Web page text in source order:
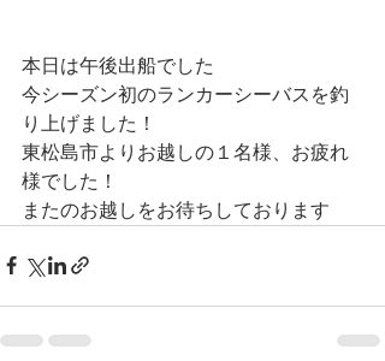
本日は午後出船でした
今シーズン初のランカーシーバスを釣
り上げました！
東松島市よりお越しの１名様、お疲れ
様でした！
またのお越しをお待ちしております